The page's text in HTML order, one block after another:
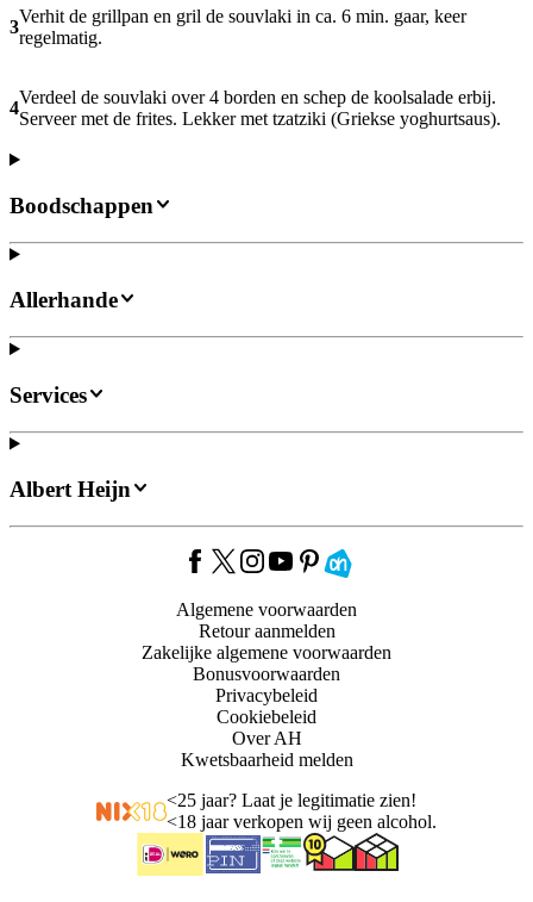
3
Verhit de grillpan en gril de souvlaki in ca. 6 min. gaar, keer
regelmatig.
4
Verdeel de souvlaki over 4 borden en schep de koolsalade erbij.
Serveer met de frites. Lekker met tzatziki (Griekse yoghurtsaus).
Boodschappen
Allerhande
Services
Albert Heijn
Algemene voorwaarden
Retour aanmelden
Zakelijke algemene voorwaarden
Bonusvoorwaarden
Privacybeleid
Cookiebeleid
Over AH
Kwetsbaarheid melden
<25 jaar? Laat je legitimatie zien!
<18 jaar verkopen wij geen alcohol.